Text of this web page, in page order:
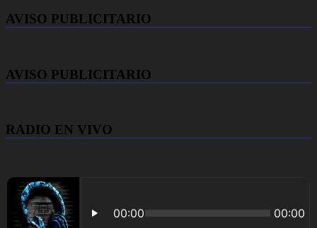
AVISO PUBLICITARIO
AVISO PUBLICITARIO
RADIO EN VIVO